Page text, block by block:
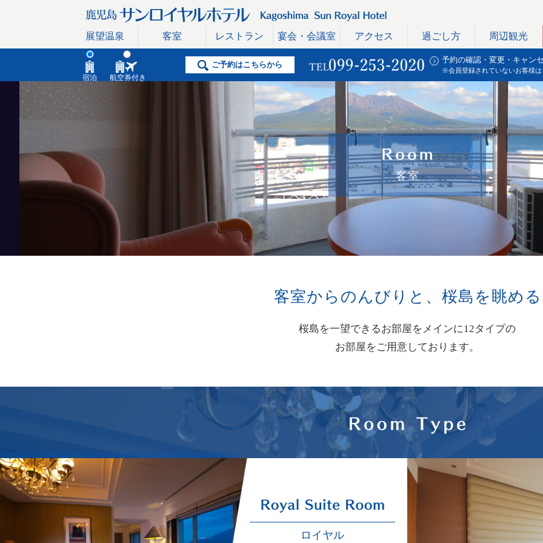
展望温泉 客室 レストラン 宴会・会議室 アクセス 過ごし方 周辺観光
宿泊 航空券付き
ご予約はこちらから
予約の確認・変更・キャン
※会員登録されていないお客様
客室
客室からのんびりと、 桜島を眺める
桜島を一望できるお部屋をメインに12タイプの
お部屋をご用意しております。
ロイヤル